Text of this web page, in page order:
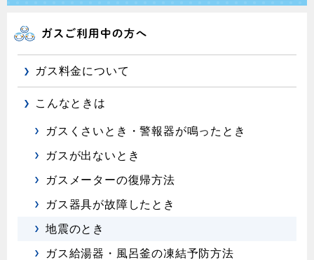
ガス料金について
こんなときは
ガスくさいとき・警報器が鳴ったとき
ガスが出ないとき
ガスメーターの復帰方法
ガス器具が故障したとき
地震のとき
ガス給湯器・風呂釜の凍結予防方法